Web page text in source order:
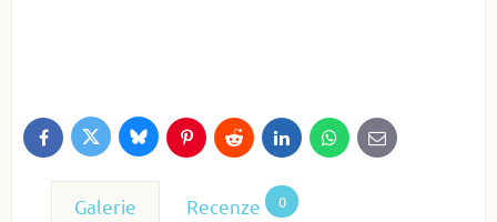
FacebookTwitterBlueskyPinterestReddit LinkedInWhatsApp
E-
mail
Galerie Recenze 0